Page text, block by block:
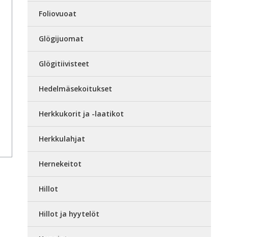
Foliovuoat
Glögijuomat
Glögitiivisteet
Hedelmäsekoitukset
Herkkukorit ja -laatikot
Herkkulahjat
Hernekeitot
Hillot
Hillot ja hyytelöt